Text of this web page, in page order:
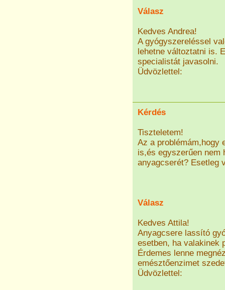
Válasz
Kedves Andrea!
A gyógyszereléssel
lehetne változtatni is.
specialistát javasolni.
Üdvözlettel:
Kérdés
Tiszteletem!
Az a problémám,hogy
is,és egyszerűen nem
anyagcserét? Esetleg
Válasz
Kedves Attila!
Anyagcsere lassító
esetben, ha valakinek
Érdemes lenne
emésztőenzimet
Üdvözlettel: